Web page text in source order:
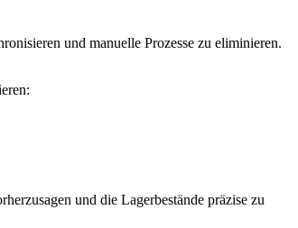
und manuelle Prozesse zu eliminieren.
und die Lagerbestände präzise zu